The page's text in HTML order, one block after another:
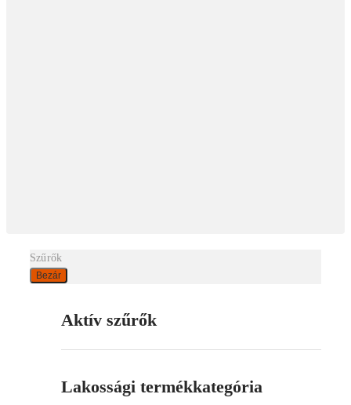
Szűrők
Bezár
Aktív szűrők
Lakossági termékkategória